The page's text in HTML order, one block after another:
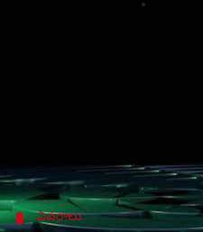
వినియోగదారుల
సంస్థ ఇప్పుడు
అవ్వడమే కాకుండా ,వారి
వివరాలు